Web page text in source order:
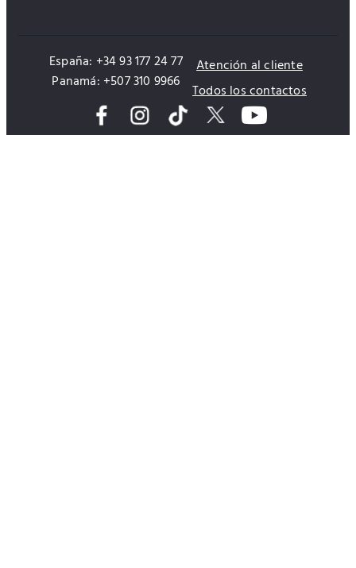
España: +34 93 177 24 77
Panamá: +507 310 9966
Atención al cliente
Todos los contactos